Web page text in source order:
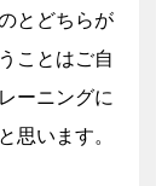
とどちらが
ことはご自
ーニングに
思います。